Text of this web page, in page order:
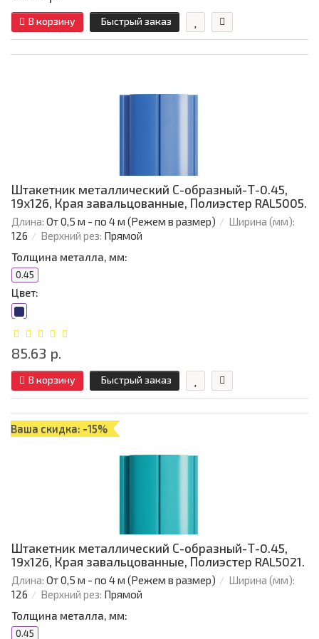
В корзину Быстрый заказ
Штакетник металлический С-образный-Т-0.45,
19х126, Края завальцованные, Полиэстер RAL5005.
Длина: От 0,5 м - по 4 м (Режем в размер)
Ширина (мм):
126
Верхний рез: Прямой
Толщина металла, мм:
0.45
Цвет:
85.63 р.
В корзину Быстрый заказ
Ваша скидка: -15%
Штакетник металлический С-образный-Т-0.45,
19х126, Края завальцованные, Полиэстер RAL5021.
Длина: От 0,5 м - по 4 м (Режем в размер)
Ширина (мм):
126
Верхний рез: Прямой
Толщина металла, мм:
0.45